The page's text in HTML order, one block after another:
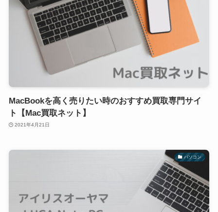
MacBookを高く売りたい時のおすすめ買取専門サイ
ト【Mac買取ネット】
2021年4月21日
パソコン